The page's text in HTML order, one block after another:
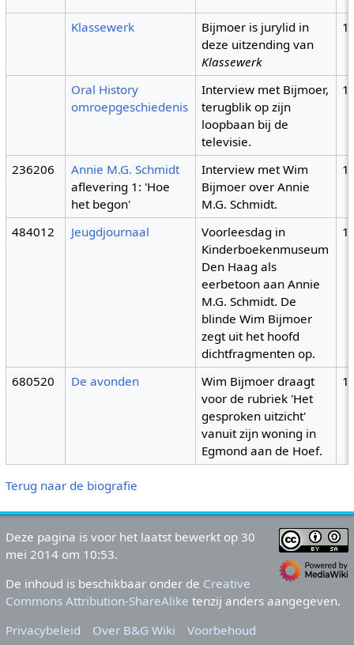
Klassewerk
Bijmoer is jurylid in
deze uitzending van
Klassewerk
Oral History
omroepgeschiedenis
Interview met Bijmoer,
terugblik op zijn
loopbaan bij de
televisie.
236206
Annie M.G. Schmidt
aflevering 1: 'Hoe
het begon'
Interview met Wim
Bijmoer over Annie
M.G. Schmidt.
484012 Jeugdjournaal
Voorleesdag in
Kinderboekenmuseum
Den Haag als
eerbetoon aan Annie
M.G. Schmidt. De
blinde Wim Bijmoer
zegt uit het hoofd
dichtfragmenten op.
680520 De avonden
Wim Bijmoer draagt
voor de rubriek 'Het
gesproken uitzicht'
vanuit zijn woning in
Egmond aan de Hoef.
Terug naar de biografie
Deze pagina is voor het laatst bewerkt op 30
mei 2014 om 10:53.
De inhoud is beschikbaar onder de Creative
Commons Attribution-ShareAlike tenzij anders aangegeven.
Privacybeleid
Over B&G Wiki Voorbehoud